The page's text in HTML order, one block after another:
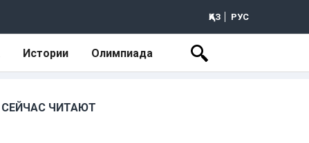
ҚАЗ РУС
Истории Олимпиада
СЕЙЧАС ЧИТАЮТ